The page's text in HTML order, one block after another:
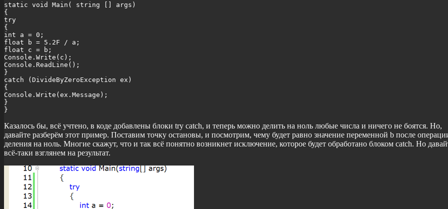
static void Main( string [] args)
{
try
{
int a = 0;
float b = 5.2F / a;
float c = b;
Console.Write(c);
Console.ReadLine();
}
catch (DivideByZeroException ex)
{
Console.Write(ex.Message);
}
}
Казалось бы, всё учтено, в коде добавлены блоки try catch, и теперь можно делить на ноль любые числа и ничего не боятся. Но,
давайте разберём этот пример. Поставим точку остановы, и посмотрим, чему будет равно значение переменной b после
деления на ноль. Многие скажут, что и так всё понятно возникнет исключение, которое будет обработано блоком catch. Но
всё-таки взглянем на результат.